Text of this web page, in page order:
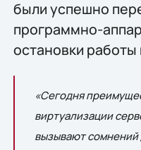
были успешно
программно-
остановки работы
«Сегодня
виртуализации
вызывают